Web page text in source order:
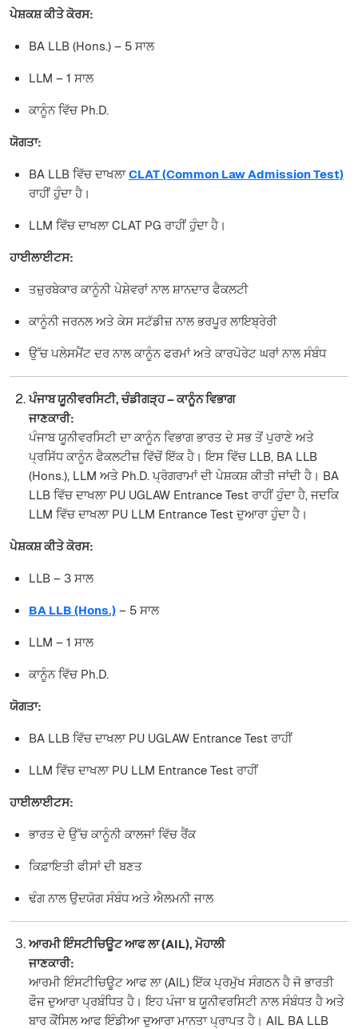
ਪੇਸ਼ਕਸ਼ ਕੀਤੇ ਕੋਰਸ:
BA LLB (Hons.) – 5 ਸਾਲ
LLM – 1 ਸਾਲ
ਕਾਨੂੰਨ ਵਿੱਚ Ph.D.
ਯੋਗਤਾ:
BA LLB ਵਿੱਚ ਦਾਖਲਾCLAT (Common Law Admission Test)
ਰਾਹੀਂ ਹੁੰਦਾ ਹੈ।
LLM ਵਿੱਚ ਦਾਖਲਾ CLAT PG ਰਾਹੀਂ ਹੁੰਦਾ ਹੈ।
ਹਾਈਲਾਈਟਸ:
ਤਜ਼ੁਰਬੇਕਾਰ ਕਾਨੂੰਨੀ ਪੇਸ਼ੇਵਰਾਂ ਨਾਲ ਸ਼ਾਨਦਾਰ ਫੈਕਲਟੀ
ਕਾਨੂੰਨੀ ਜਰਨਲ ਅਤੇ ਕੇਸ ਸਟੱਡੀਜ਼ ਨਾਲ ਭਰਪੂਰ ਲਾਇਬ੍ਰੇਰੀ
ਉੱਚ ਪਲੇਸਮੈਂਟ ਦਰ ਨਾਲ ਕਾਨੂੰਨ ਫਰਮਾਂ ਅਤੇ ਕਾਰਪੋਰੇਟ ਘਰਾਂ ਨਾਲ ਸੰਬੰਧ
ਪੰਜਾਬ ਯੂਨੀਵਰਸਿਟੀ, ਚੰਡੀਗੜ੍ਹ – ਕਾਨੂੰਨ ਵਿਭਾਗ
ਜਾਣਕਾਰੀ:
ਪੰਜਾਬ ਯੂਨੀਵਰਸਿਟੀ ਦਾ ਕਾਨੂੰਨ ਵਿਭਾਗ ਭਾਰਤ ਦੇ ਸਭ ਤੋਂ ਪੁਰਾਣੇ ਅਤੇ
ਪ੍ਰਸਿੱਧ ਕਾਨੂੰਨ ਫੈਕਲਟੀਜ਼ ਵਿੱਚੋਂ ਇੱਕ ਹੈ। ਇਸ ਵਿੱਚ LLB, BA LLB
(Hons.), LLM ਅਤੇ Ph.D. ਪ੍ਰੋਗਰਾਮਾਂ ਦੀ ਪੇਸ਼ਕਸ਼ ਕੀਤੀ ਜਾਂਦੀ ਹੈ। BA
LLB ਵਿੱਚ ਦਾਖਲਾ PU UGLAW Entrance Test ਰਾਹੀਂ ਹੁੰਦਾ ਹੈ, ਜਦਕਿ
LLM ਵਿੱਚ ਦਾਖਲਾ PU LLM Entrance Test ਦੁਆਰਾ ਹੁੰਦਾ ਹੈ।
ਪੇਸ਼ਕਸ਼ ਕੀਤੇ ਕੋਰਸ:
LLB – 3 ਸਾਲ
BA LLB (Hons.) – 5 ਸਾਲ
LLM – 1 ਸਾਲ
ਕਾਨੂੰਨ ਵਿੱਚ Ph.D.
ਯੋਗਤਾ:
BA LLB ਵਿੱਚ ਦਾਖਲਾ PU UGLAW Entrance Test ਰਾਹੀਂ
LLM ਵਿੱਚ ਦਾਖਲਾ PU LLM Entrance Test ਰਾਹੀਂ
ਹਾਈਲਾਈਟਸ:
ਭਾਰਤ ਦੇ ਉੱਚ ਕਾਨੂੰਨੀ ਕਾਲਜਾਂ ਵਿੱਚ ਰੈਂਕ
ਕਿਫ਼ਾਇਤੀ ਫੀਸਾਂ ਦੀ ਬਣਤ
ਢੰਗ ਨਾਲ ਉਦਯੋਗ ਸੰਬੰਧ ਅਤੇ ਐਲਮਨੀ ਜਾਲ
ਆਰਮੀ ਇੰਸਟੀਚਿਊਟ ਆਫ ਲਾ (AIL), ਮੋਹਾਲੀ
ਜਾਣਕਾਰੀ:
ਆਰਮੀ ਇੰਸਟੀਚਿਊਟ ਆਫ ਲਾ (AIL) ਇੱਕ ਪ੍ਰਮੁੱਖ ਸੰਗਠਨ ਹੈ ਜੋ ਭਾਰਤੀ
ਫੌਜ ਦੁਆਰਾ ਪ੍ਰਬੰਧਿਤ ਹੈ। ਇਹ ਪੰਜਾ ਬ ਯੂਨੀਵਰਸਿਟੀ ਨਾਲ ਸੰਬੰਧਤ ਹੈ ਅਤੇ
ਬਾਰ ਕੌਂਸਿਲ ਆਫ ਇੰਡੀਆ ਦੁਆਰਾ ਮਾਨਤਾ ਪ੍ਰਾਪਤ ਹੈ। AIL BA LLB